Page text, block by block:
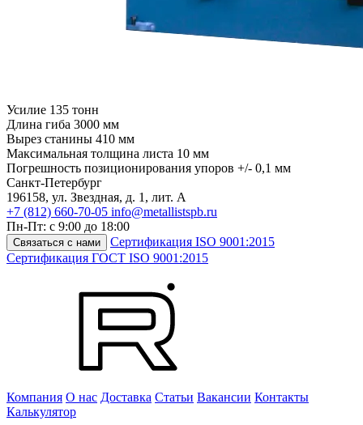
Усилие 135 тонн
Длина гиба 3000 мм
Вырез станины 410 мм
Максимальная толщина листа 10 мм
Погрешность позиционирования упоров +/- 0,1 мм
Санкт-Петербург
196158, ул. Звездная, д. 1, лит. А
+7 (812) 660-70-05 info@metallistspb.ru
Пн-Пт: с 9:00 до 18:00
Связаться с нами
Сертификация ISO 9001:2015
Сертификация ГОСТ ISO 9001:2015
Компания О нас Доставка Статьи Вакансии Контакты
Калькулятор